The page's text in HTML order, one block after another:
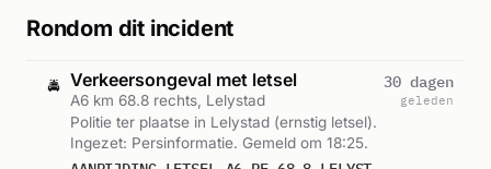
Rondom dit incident
🚔 Verkeersongeval met letsel
A6 km 68.8 rechts, Lelystad
Politie ter plaatse in Lelystad (ernstig letsel).
Ingezet: Persinformatie. Gemeld om 18:25.
30 dagen
geleden